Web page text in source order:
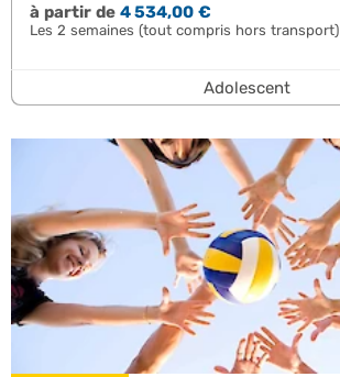
à partir de4 534,00 €
Les 2 semaines (tout compris hors transport)
Adolescent